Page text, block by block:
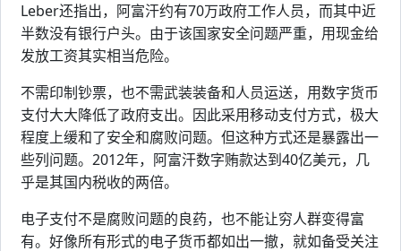
Leber还指出，阿富汗约有70万政府工作人员，而其中近
半数没有银行户头。由于该国家安全问题严重，用现金给
发放工资其实相当危险。
不需印制钞票，也不需武装装备和人员运送，用数字货币
支付大大降低了政府支出。因此采用移动支付方式，极大
程度上缓和了安全和腐败问题。但这种方式还是暴露出一
些列问题。2012年，阿富汗数字贿款达到40亿美元，几
乎是其国内税收的两倍。
电子支付不是腐败问题的良药，也不能让穷人群变得富
有。好像所有形式的电子货币都如出一撤，就如备受关注